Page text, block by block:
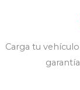
Carga tu